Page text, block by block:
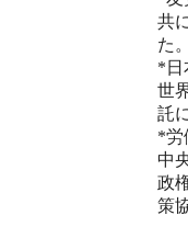
共
た
*日
世
託
*労
中
政
策